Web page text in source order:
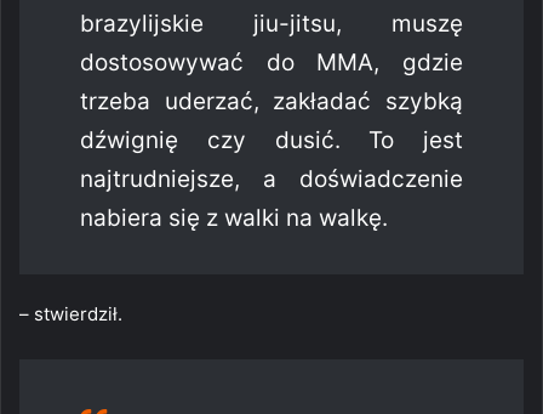
brazylijskie jiu-jitsu, muszę
dostosowywać do MMA, gdzie
trzeba uderzać, zakładać szybką
dźwignię czy dusić. To jest
najtrudniejsze, a doświadczenie
nabiera się z walki na walkę.
– stwierdził.